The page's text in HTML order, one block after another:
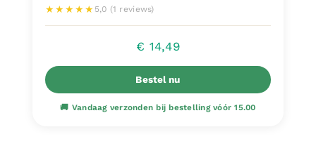
★★★★★ 5,0 (1 reviews)
€ 14,49
Bestel nu